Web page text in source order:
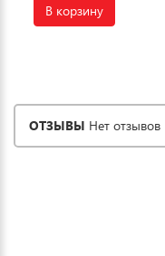
В корзину
ОТЗЫВЫ Нет отзывов